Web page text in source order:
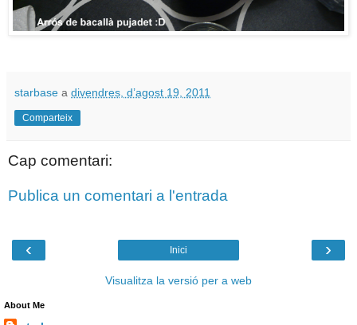
starbase a divendres, d’agost 19, 2011
Comparteix
Cap comentari:
Publica un comentari a l'entrada
‹ ›
Inici
Visualitza la versió per a web
About Me